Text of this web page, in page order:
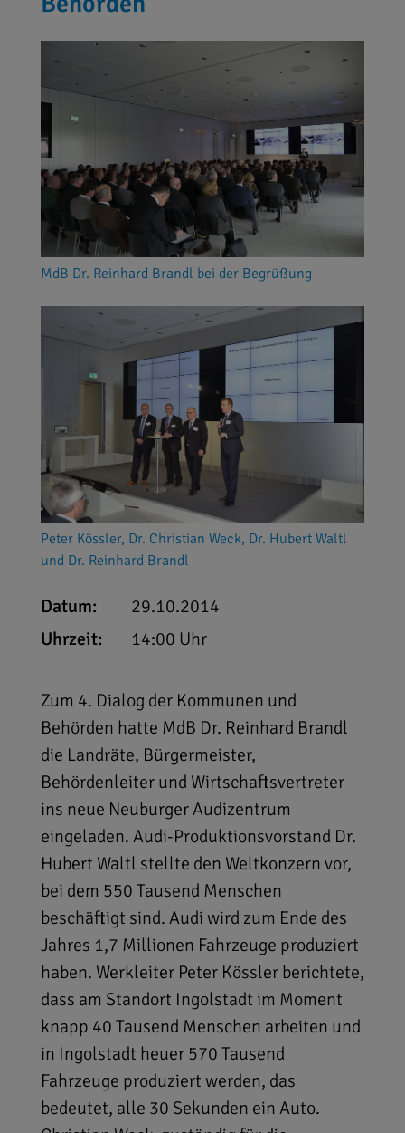
MdB Dr. Reinhard Brandl bei der Begrüßung
Peter Kössler, Dr. Christian Weck, Dr. Hubert Waltl
und Dr. Reinhard Brandl
Datum:
29.10.2014
Uhrzeit:
14:00 Uhr
Zum 4. Dialog der Kommunen und
Behörden hatte MdB Dr. Reinhard Brandl
die Landräte, Bürgermeister,
Behördenleiter und Wirtschaftsvertreter
ins neue Neuburger Audizentrum
eingeladen. Audi-Produktionsvorstand Dr.
Hubert Waltl stellte den Weltkonzern vor,
bei dem 550 Tausend Menschen
beschäftigt sind. Audi wird zum Ende des
Jahres 1,7 Millionen Fahrzeuge produziert
haben. Werkleiter Peter Kössler berichtete,
dass am Standort Ingolstadt im Moment
knapp 40 Tausend Menschen arbeiten und
in Ingolstadt heuer 570 Tausend
Fahrzeuge produziert werden, das
bedeutet, alle 30 Sekunden ein Auto.